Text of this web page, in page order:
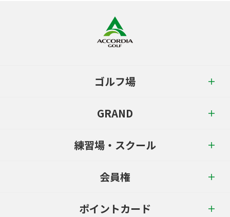
ゴルフ場
GRAND
練習場・スクール
会員権
ポイントカード